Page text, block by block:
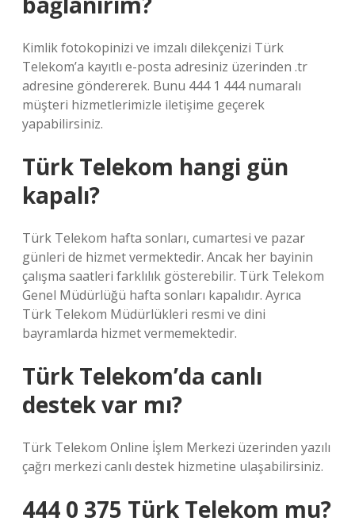
Kimlik fotokopinizi ve imzalı dilekçenizi Türk
Telekom’a kayıtlı e-posta adresiniz üzerinden .tr
adresine göndererek. Bunu 444 1 444 numaralı
müşteri hizmetlerimizle iletişime geçerek
yapabilirsiniz.
Türk Telekom hangi gün
kapalı?
Türk Telekom hafta sonları, cumartesi ve pazar
günleri de hizmet vermektedir. Ancak her bayinin
çalışma saatleri farklılık gösterebilir. Türk Telekom
Genel Müdürlüğü hafta sonları kapalıdır. Ayrıca
Türk Telekom Müdürlükleri resmi ve dini
bayramlarda hizmet vermemektedir.
Türk Telekom’da canlı
destek var mı?
Türk Telekom Online İşlem Merkezi üzerinden yazılı
çağrı merkezi canlı destek hizmetine ulaşabilirsiniz.
444 0 375 Türk Telekom mu?